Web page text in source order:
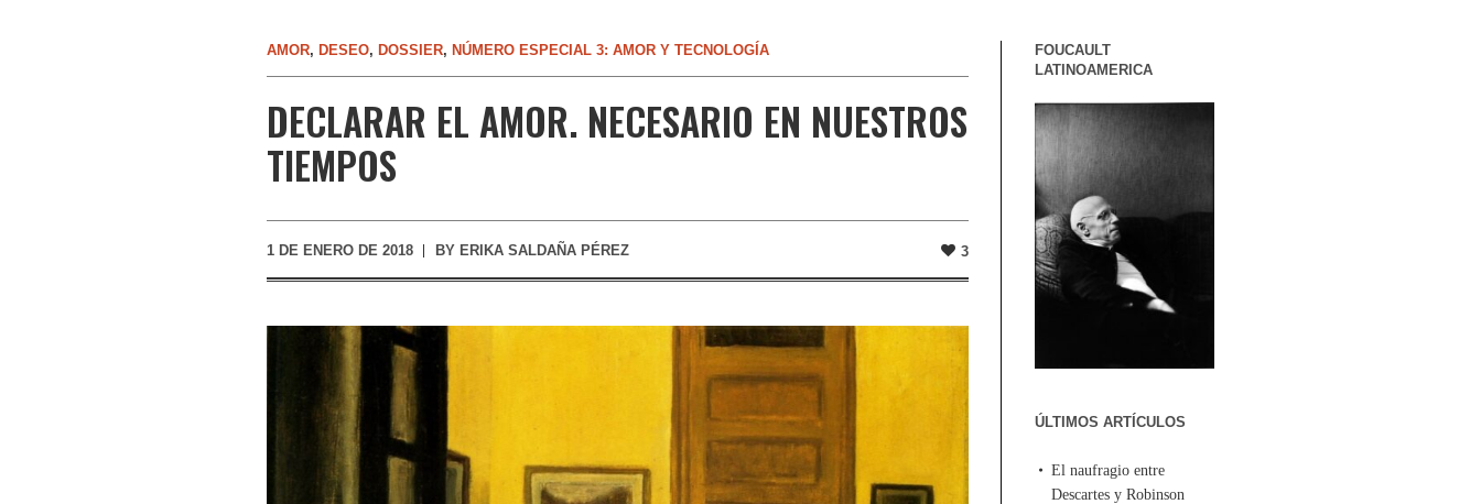
AMOR, DESEO, DOSSIER, NÚMERO ESPECIAL 3: AMOR Y TECNOLOGÍA
DECLARAR EL AMOR. NECESARIO EN NUESTROS
TIEMPOS
1 DE ENERO DE 2018 BY ERIKA SALDAÑA PÉREZ 3
FOUCAULT
LATINOAMERICA
ÚLTIMOS ARTÍCULOS
El naufragio entre
Descartes y Robinson